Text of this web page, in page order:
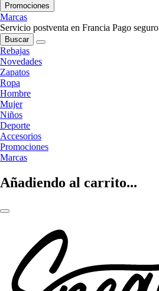
Promociones
Marcas
Servicio postventa en Francia Pago seguro
Buscar
Rebajas
Novedades
Zapatos
Ropa
Hombre
Mujer
Niños
Deporte
Accesorios
Promociones
Marcas
Añadiendo al carrito...